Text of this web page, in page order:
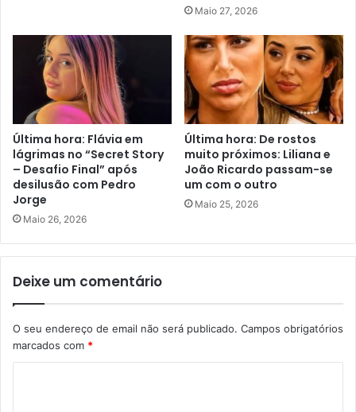
Maio 27, 2026
Última hora: Flávia em
lágrimas no “Secret Story
– Desafio Final” após
desilusão com Pedro
Jorge
Maio 26, 2026
Última hora: De rostos
muito próximos: Liliana e
João Ricardo passam-se
um com o outro
Maio 25, 2026
Deixe um comentário
O seu endereço de email não será publicado. Campos obrigatórios
marcados com *